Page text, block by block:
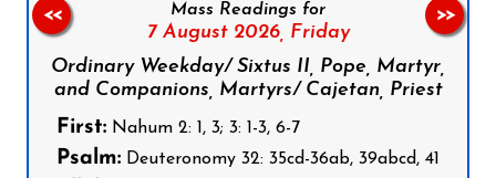
Mass Readings for
7 August 2026, Friday
Ordinary Weekday/ Sixtus II, Pope, Martyr,
and Companions, Martyrs/ Cajetan, Priest
First: Nahum 2: 1, 3; 3: 1-3, 6-7
Psalm: Deuteronomy 32: 35cd-36ab, 39abcd, 41
<< >>